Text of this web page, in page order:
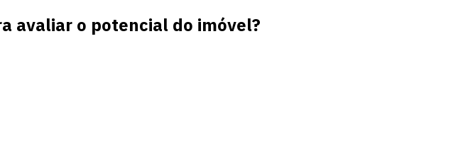
avaliar o potencial do imóvel?